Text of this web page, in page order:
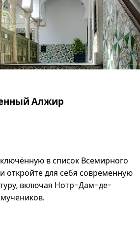
Алжир
в список Всемирного
откройте для себя современную
включая Нотр-Дам-де-